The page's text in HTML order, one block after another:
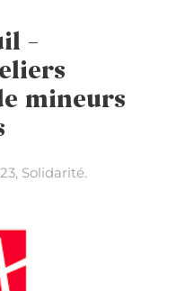
–
mineurs
, Solidarité.